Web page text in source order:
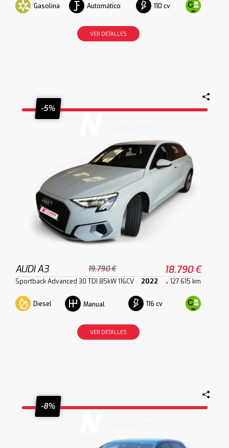
Gasolina Automático 110 cv
VER DETALLES
-5%
AUDI A3 19.790 € 18.790 €
Sportback Advanced 30 TDI 85kW 116CV 2022 127.615 km
Diesel Manual 116 cv
VER DETALLES
-8%